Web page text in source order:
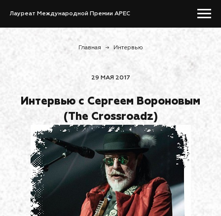
Лауреат Международной Премии APEC
Главная → Интервью
29 МАЯ 2017
Интервью с Сергеем Вороновым
(The Crossroadz)